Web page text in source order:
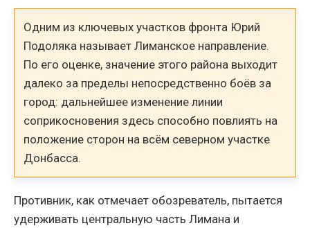
Одним из ключевых участков фронта Юрий
Подоляка называет Лиманское направление.
По его оценке, значение этого района выходит
далеко за пределы непосредственно боёв за
город: дальнейшее изменение линии
соприкосновения здесь способно повлиять на
положение сторон на всём северном участке
Донбасса.
Противник, как отмечает обозреватель, пытается
удерживать центральную часть Лимана и